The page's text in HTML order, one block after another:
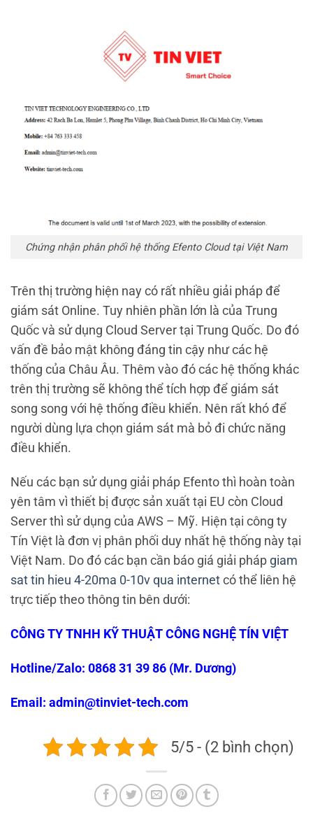
Chứng nhận phân phối hệ thống Efento Cloud tại Việt Nam
Trên thị trường hiện nay có rất nhiều giải pháp để
giám sát Online. Tuy nhiên phần lớn là của Trung
Quốc và sử dụng Cloud Server tại Trung Quốc. Do đó
vấn đề bảo mật không đáng tin cậy như các hệ
thống của Châu Âu. Thêm vào đó các hệ thống khác
trên thị trường sẽ không thể tích hợp để giám sát
song song với hệ thống điều khiển. Nên rất khó để
người dùng lựa chọn giám sát mà bỏ đi chức năng
điều khiển.
Nếu các bạn sử dụng giải pháp Efento thì hoàn toàn
yên tâm vì thiết bị được sản xuất tại EU còn Cloud
Server thì sử dụng của AWS – Mỹ. Hiện tại công ty
Tín Việt là đơn vị phân phối duy nhất hệ thống này tại
Việt Nam. Do đó các bạn cần báo giá giải pháp giam
sat tin hieu 4-20ma 0-10v qua internet có thể liên hệ
trực tiếp theo thông tin bên dưới:
CÔNG TY TNHH KỸ THUẬT CÔNG NGHỆ TÍN VIỆT
Hotline/Zalo: 0868 31 39 86 (Mr. Dương)
Email: admin@tinviet-tech.com
5/5 - (2 bình chọn)